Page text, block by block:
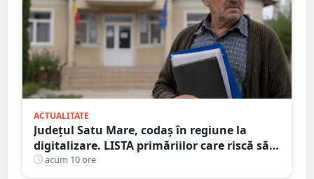
ACTUALITATE
Județul Satu Mare, codaș în regiune la
digitalizare. LISTA primăriilor care riscă să
piardă bani de la buget
acum 10 ore